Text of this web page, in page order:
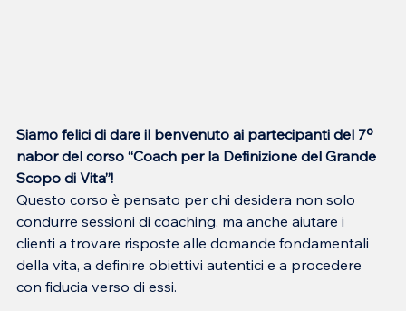
Siamo felici di dare il benvenuto ai partecipanti del 7º
nabor del corso “Coach per la Definizione del Grande
Scopo di Vita”!
Questo corso è pensato per chi desidera non solo
condurre sessioni di coaching, ma anche aiutare i
clienti a trovare risposte alle domande fondamentali
della vita, a definire obiettivi autentici e a procedere
con fiducia verso di essi.